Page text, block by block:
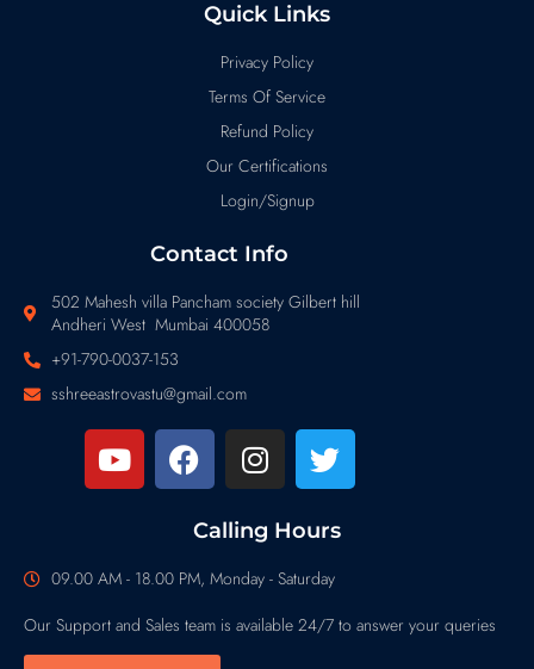
Quick Links
Privacy Policy
Terms Of Service
Refund Policy
Our Certifications
Login/Signup
Contact Info
502 Mahesh villa Pancham society Gilbert hill
Andheri West Mumbai 400058
+91-790-0037-153
sshreeastrovastu@gmail.com
Calling Hours
09.00 AM - 18.00 PM, Monday - Saturday
Our Support and Sales team is available 24/7 to answer your queries